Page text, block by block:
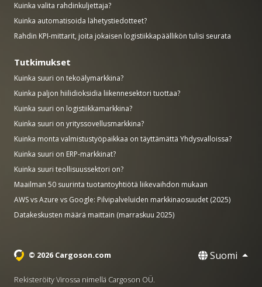
Kuinka valita rahdinkuljettaja?
Kuinka automatisoida lähetystiedotteet?
Rahdin KPI-mittarit, joita jokaisen logistiikkapäällikön tulisi seurata
Tutkimukset
Kuinka suuri on tekoälymarkkina?
Kuinka paljon hiilidioksidia liikennesektori tuottaa?
Kuinka suuri on logistiikkamarkkina?
Kuinka suuri on yrityssovellusmarkkina?
Kuinka monta valmistustyöpaikkaa on täyttämättä Yhdysvalloissa?
Kuinka suuri on ERP-markkinat?
Kuinka suuri teollisuussektori on?
Maailman 50 suurinta tuotantoyhtiötä liikevaihdon mukaan
AWS vs Azure vs Google: Pilvipalveluiden markkinaosuudet (2025)
Datakeskusten määrä maittain (marraskuu 2025)
© 2026 Cargoson.com Suomi
Rekisteröity Virossa nimellä Cargoson OÜ.